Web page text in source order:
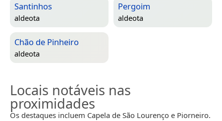
Santinhos
aldeota
Pergoim
aldeota
Chão de Pinheiro
aldeota
Locais notáveis nas
proximidades
Os destaques incluem Capela de São Lourenço e Piorneiro.